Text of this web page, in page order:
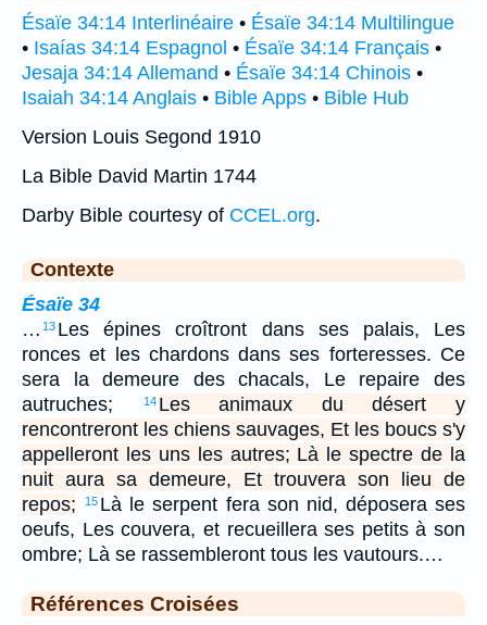
Ésaïe 34:14 Interlinéaire • Ésaïe 34:14 Multilingue
• Isaías 34:14 Espagnol • Ésaïe 34:14 Français •
Jesaja 34:14 Allemand • Ésaïe 34:14 Chinois •
Isaiah 34:14 Anglais • Bible Apps • Bible Hub
Version Louis Segond 1910
La Bible David Martin 1744
Darby Bible courtesy of CCEL.org.
Contexte
Ésaïe 34
… 13 Les épines croîtront dans ses palais, Les
ronces et les chardons dans ses forteresses. Ce
sera la demeure des chacals, Le repaire des
autruches;
14 Les animaux du désert y
rencontreront les chiens sauvages, Et les boucs s'y
appelleront les uns les autres; Là le spectre de la
nuit aura sa demeure, Et trouvera son lieu de
repos;
15 Là le serpent fera son nid, déposera ses
oeufs, Les couvera, et recueillera ses petits à son
ombre; Là se rassembleront tous les vautours.…
Références Croisées